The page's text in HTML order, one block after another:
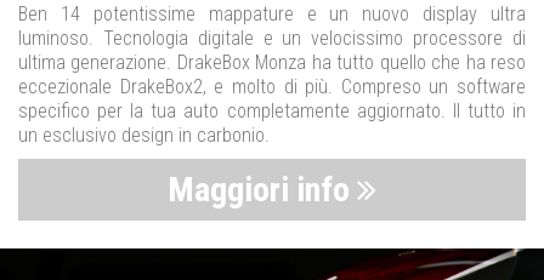
Ben 14 potentissime mappature e un nuovo display ultra
luminoso. Tecnologia digitale e un velocissimo processore di
ultima generazione. DrakeBox Monza ha tutto quello che ha reso
eccezionale DrakeBox2, e molto di più. Compreso un software
specifico per la tua auto completamente aggiornato. Il tutto in
un esclusivo design in carbonio.
Maggiori info